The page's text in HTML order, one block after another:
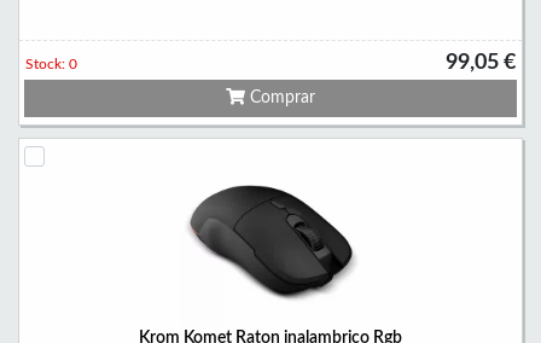
99,05 €
Stock: 0
Comprar
Krom Komet Raton inalambrico Rgb